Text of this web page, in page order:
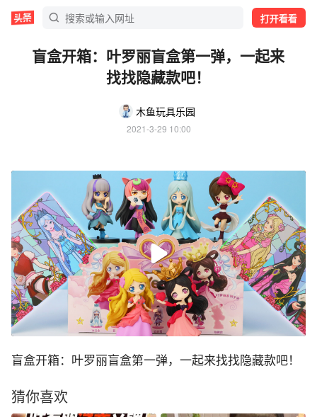
打开看看
盲盒开箱：叶罗丽盲盒第一弹，一起来
找找隐藏款吧！
木鱼玩具乐园
2021-3-29 10:00
盲盒开箱：叶罗丽盲盒第一弹，一起来找找隐藏款吧！
猜你喜欢